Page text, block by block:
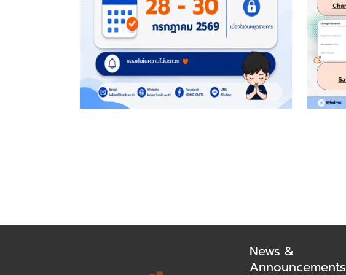
News &
Announcements